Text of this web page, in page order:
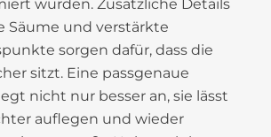
wurden. Zusätzliche Details
Säume und verstärkte
sorgen dafür, dass die
sitzt. Eine passgenaue
nicht nur besser an, sie lässt
auflegen und wieder